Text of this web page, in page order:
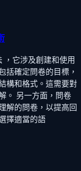
，它涉及創建和使用
括確定問卷的目標，
構和格式。這需要對
。 另一方面，問卷
解的問卷，以提高回
擇適當的語